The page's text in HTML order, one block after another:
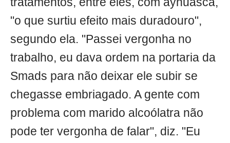
"o que surtiu efeito mais duradouro",
segundo ela. "Passei vergonha no
trabalho, eu dava ordem na portaria da
Smads para não deixar ele subir se
chegasse embriagado. A gente com
problema com marido alcoólatra não
pode ter vergonha de falar", diz. "Eu